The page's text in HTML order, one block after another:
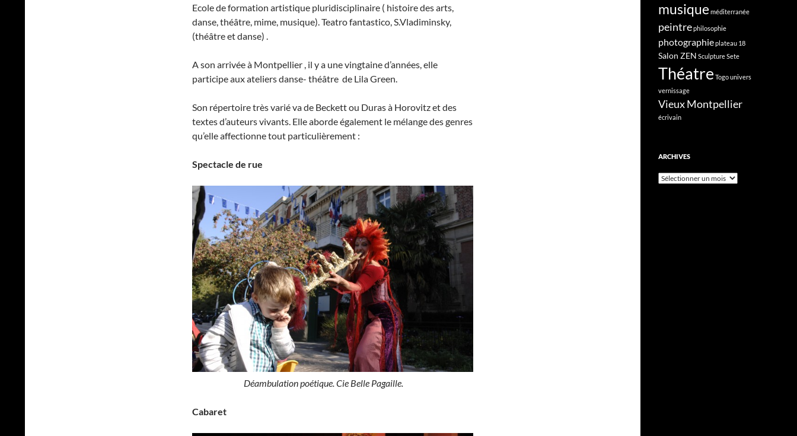
Ecole de formation artistique pluridisciplinaire ( histoire des arts,
danse, théâtre, mime, musique). Teatro fantastico, S.Vladiminsky,
(théâtre et danse) .
A son arrivée à Montpellier , il y a une vingtaine d’années, elle
participe aux ateliers danse- théâtre de Lila Green.
Son répertoire très varié va de Beckett ou Duras à Horovitz et des
textes d’auteurs vivants. Elle aborde également le mélange des genres
qu’elle affectionne tout particulièrement :
Spectacle de rue
Déambulation poétique. Cie Belle Pagaille.
Cabaret
musique méditerranée
peintrephilosophie
photographieplateau 18
Salon ZEN SculptureSete
Théatre Togounivers
vernissage
Vieux Montpellier
écrivain
ARCHIVES
Archives